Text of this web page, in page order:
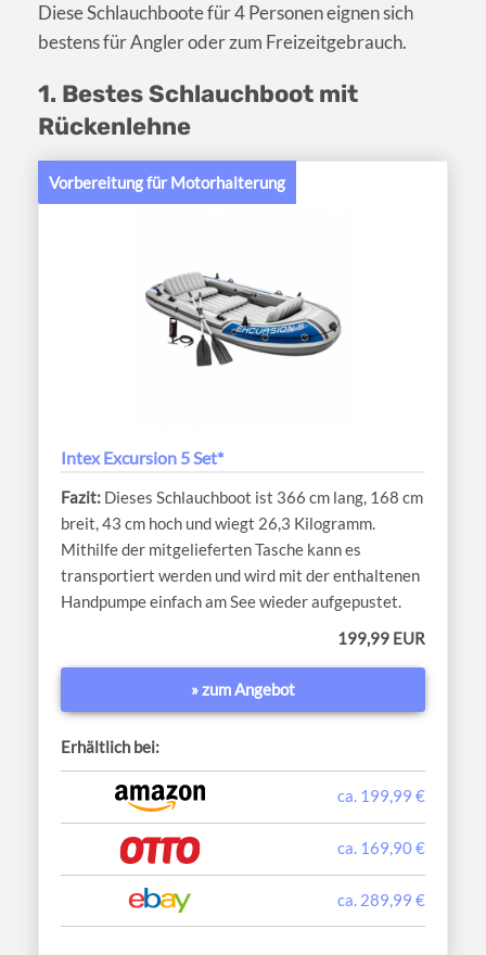
Diese Schlauchboote für 4 Personen eignen sich
bestens für Angler oder zum Freizeitgebrauch.
1. Bestes Schlauchboot mit
Rückenlehne
Vorbereitung für Motorhalterung
Intex Excursion 5 Set*
Dieses Schlauchboot ist 366 cm lang, 168 cm
breit, 43 cm hoch und wiegt 26,3 Kilogramm.
Mithilfe der mitgelieferten Tasche kann es
transportiert werden und wird mit der enthaltenen
Handpumpe einfach am See wieder aufgepustet.
199,99 EUR
» zum Angebot
Erhältlich bei:
ca. 199,99 €
ca. 169,90 €
ca. 289,99 €